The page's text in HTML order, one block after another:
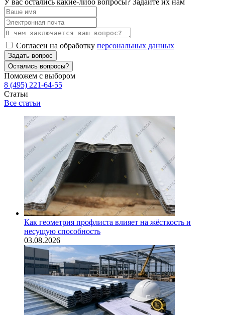
У вас остались какие-либо вопросы? Задайте их нам
Согласен на обработку персональных данных
Задать вопрос
Остались вопросы?
Поможем с выбором
8 (495) 221-64-55
Статьи
Все статьи
Как геометрия профлиста влияет на жёсткость и
несущую способность
03.08.2026